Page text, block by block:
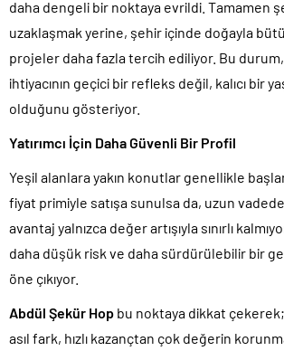
daha dengeli bir noktaya evrildi. Tamamen
uzaklaşmak yerine, şehir içinde doğayla
projeler daha fazla tercih ediliyor. Bu
ihtiyacının geçici bir refleks değil, kalıcı bir
olduğunu gösteriyor.
Yatırımcı İçin Daha Güvenli Bir Profil
Yeşil alanlara yakın konutlar genellikle
fiyat primiyle satışa sunulsa da, uzun
avantaj yalnızca değer artışıyla sınırlı
daha düşük risk ve daha sürdürülebilir bir
öne çıkıyor.
Abdül Şekür Hop bu noktaya dikkat
asıl fark, hızlı kazançtan çok değerin